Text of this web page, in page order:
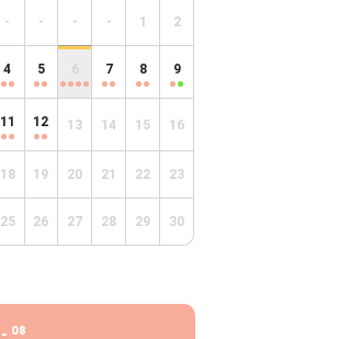
- - - - 1 2
4 5 6 7 8 9
11 12 13 14 15 16
18 19 20 21 22 23
25 26 27 28 29 30
08